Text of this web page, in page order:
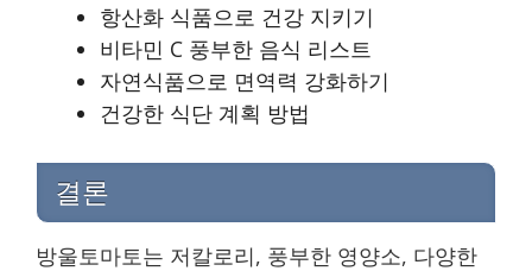
항산화 식품으로 건강 지키기
비타민 C 풍부한 음식 리스트
자연식품으로 면역력 강화하기
건강한 식단 계획 방법
결론
방울토마토는 저칼로리, 풍부한 영양소, 다양한